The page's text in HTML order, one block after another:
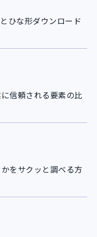
ひな形ダウンロード
信頼される要素の比
をサクッと調べる方